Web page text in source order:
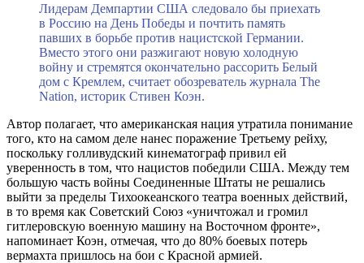
Лидерам Демпартии США следовало бы приехать
в Россию на День Победы и почтить память
павших в борьбе против нацистской Германии.
Вместо этого они разжигают новую холодную
войну и стремятся окончательно рассорить Белый
дом с Кремлем, считает обозреватель журнала The
Nation, историк Стивен Коэн.
Автор полагает, что американская нация утратила понимание
того, кто на самом деле нанес поражение Третьему рейху,
поскольку голливудский кинематограф привил ей
уверенность в том, что нацистов победили США. Между тем
большую часть войны Соединенные Штаты не решались
выйти за пределы Тихоокеанского театра военных действий,
в то время как Советский Союз «уничтожал и громил
гитлеровскую военную машину на Восточном фронте»,
напоминает Коэн, отмечая, что до 80% боевых потерь
вермахта пришлось на бои с Красной армией.